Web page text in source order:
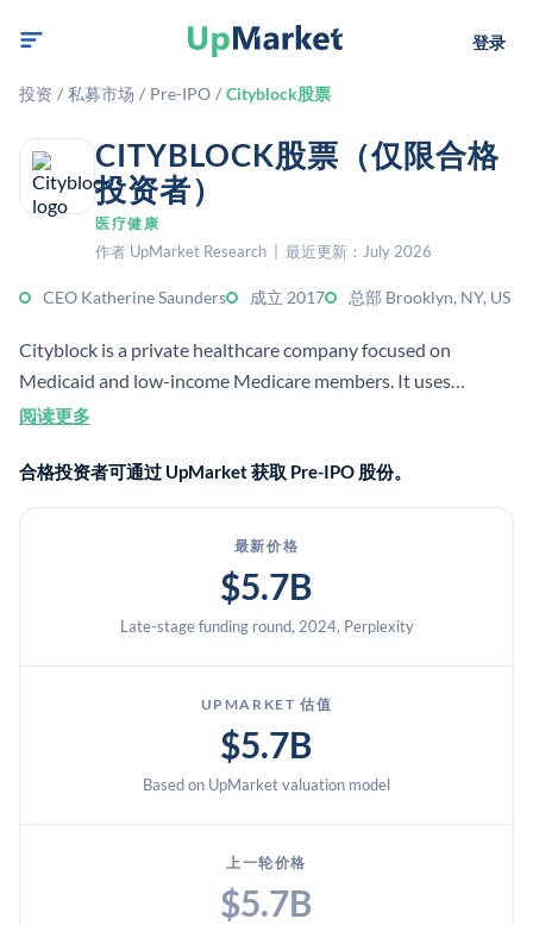
登录
投资 / 私募市场 / Pre-IPO / Cityblock股票
CITYBLOCK股票（仅限合格
投资者）
医疗健康
作者 UpMarket Research | 最近更新：July 2026
CEO Katherine Saunders 成立 2017 总部 Brooklyn, NY, US
Cityblock is a private healthcare company focused on
Medicaid and low-income Medicare members. It uses
technology to coordinate primary, behavioral, and social care
阅读更多
合格投资者可通过 UpMarket 获取 Pre-IPO 股份。
最新价格
$5.7B
Late-stage funding round, 2024, Perplexity
UPMARKET 估值
$5.7B
Based on UpMarket valuation model
上一轮价格
$5.7B